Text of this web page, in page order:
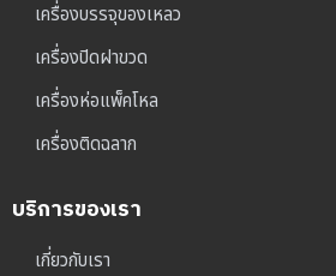
เครื่องบรรจุของเหลว
เครื่องปิดฝาขวด
เครื่องห่อแพ็คโหล
เครื่องติดฉลาก
บริการของเรา
เกี่ยวกับเรา